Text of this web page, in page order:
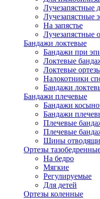
Лучезапястные
Лучезапястные
На запястье
Лучезапястные
Бандажи локтевые
Бандажи при
Локтевые
Локтевые
Налокотники
Бандажи
Бандажи плечевые
Бандажи
Бандажи
Плечевые
Плечевые
Шины
Ортезы
На бедро
Мягкие
Регулируемые
Для детей
Ортезы коленные